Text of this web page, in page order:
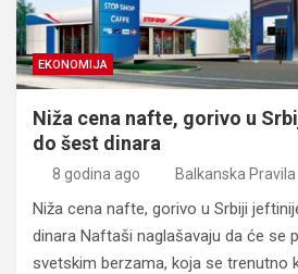
EKONOMIJA
Niža cena nafte, gorivo u
do šest dinara
8 godina ago Balkanska Pravila
Niža cena nafte, gorivo u Srbiji
dinara Naftaši naglašavaju da će se
svetskim berzama, koja se trenutno